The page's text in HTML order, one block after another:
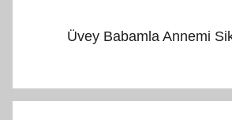
Üvey Babamla Annemi